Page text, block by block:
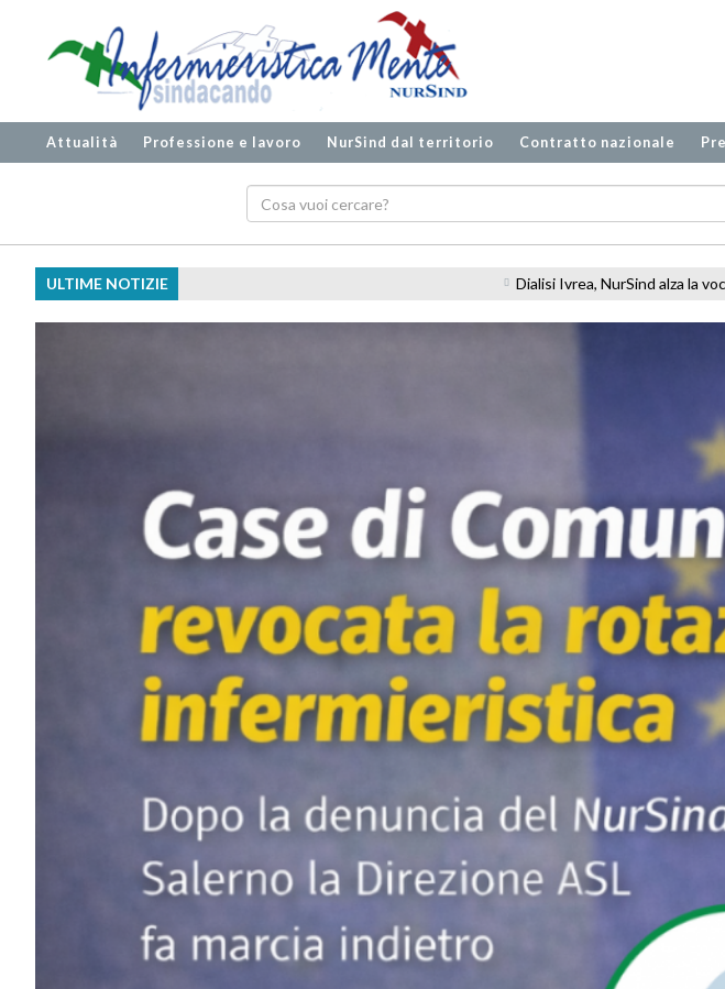
Attualità Professione e lavoro NurSind dal territorio Contratto nazionale
ULTIME NOTIZIE Dialisi Ivrea, NurSind alza la voce: ''Basta rinvii, pazienti e